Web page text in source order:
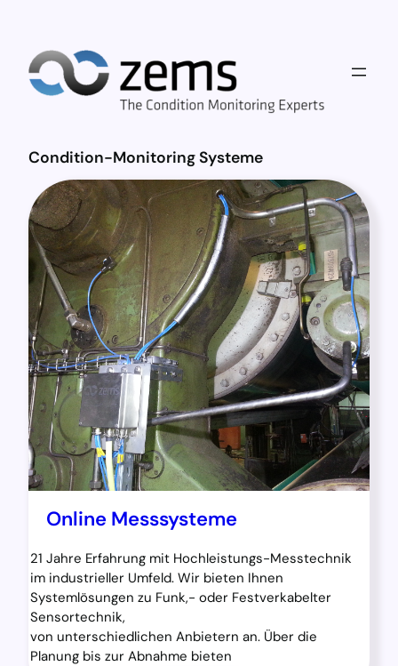
Condition-Monitoring Systeme
Online Messsysteme
21 Jahre Erfahrung mit Hochleistungs-Messtechnik
im industrieller Umfeld. Wir bieten Ihnen
Systemlösungen zu Funk,- oder Festverkabelter
Sensortechnik,
von unterschiedlichen Anbietern an. Über die
Planung bis zur Abnahme bieten